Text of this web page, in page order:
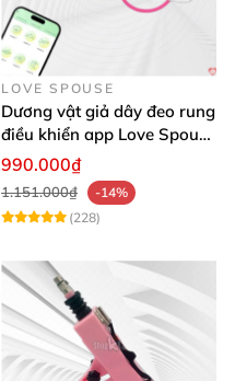
LOVE SPOUSE
Dương vật giả dây đeo rung
điều khiển app Love Spouse
thỏa mãn
990.000₫
1.151.000₫
-14%
(228)